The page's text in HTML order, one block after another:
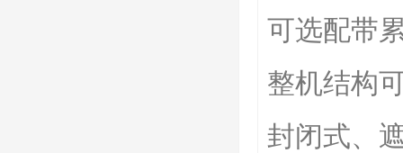
可选配带
整机结构
封闭式、